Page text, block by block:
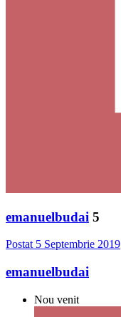
emanuelbudai 5
Postat 5 Septembrie 2019
emanuelbudai
Nou venit